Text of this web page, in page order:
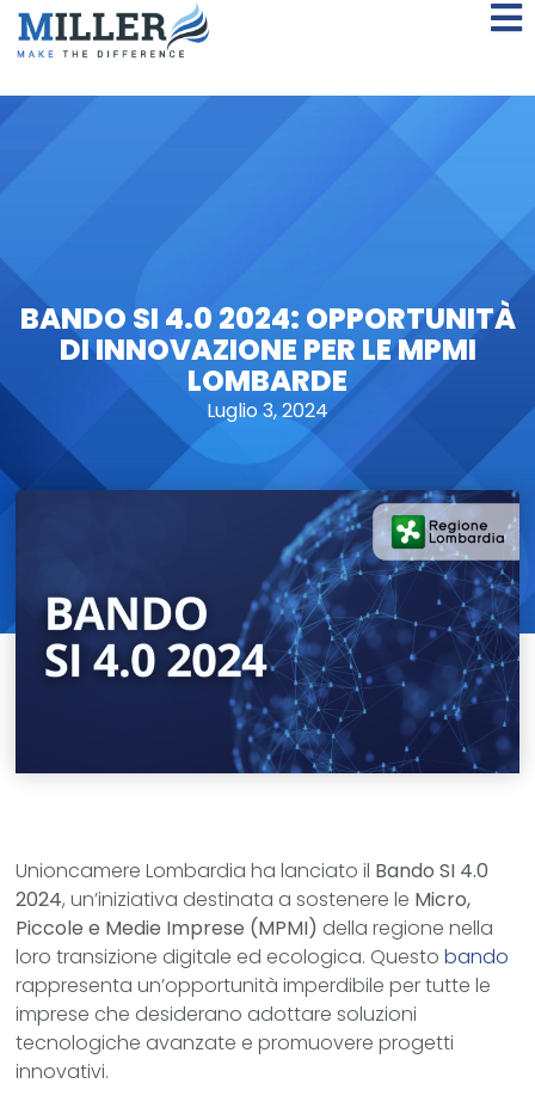
BANDO SI 4.0 2024: OPPORTUNITÀ
DI INNOVAZIONE PER LE MPMI
LOMBARDE
Luglio 3, 2024
Unioncamere Lombardia ha lanciato il Bando SI 4.0
2024, un’iniziativa destinata a sostenere le Micro,
Piccole e Medie Imprese (MPMI) della regione nella
loro transizione digitale ed ecologica. Questobando
rappresenta un’opportunità imperdibile per tutte le
imprese che desiderano adottare soluzioni
tecnologiche avanzate e promuovere progetti
innovativi.